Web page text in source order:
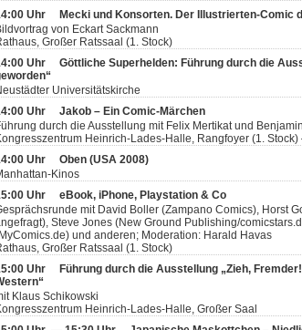
Uhr
Mecki und Konsorten. Der Illustrierten-Comic
von Eckart Sackmann
Großer Ratssaal (1. Stock)
Uhr Göttliche Superhelden: Führung durch die
Universitätskirche
Uhr Jakob – Ein Comic-Märchen
durch die Ausstellung mit Felix Mertikat und
Heinrich-Lades-Halle, Rangfoyer (1. Stock)
Uhr Oben (USA 2008)
Kinos
Uhr eBook, iPhone, Playstation & Co
mit David Boller (Zampano Comics), Horst
Steve Jones (New Ground Publishing/
und anderen; Moderation: Harald Havas
Großer Ratssaal (1. Stock)
Uhr
Führung durch die Ausstellung „Zieh,
Klaus Schikowski
Heinrich-Lades-Halle, Großer Saal